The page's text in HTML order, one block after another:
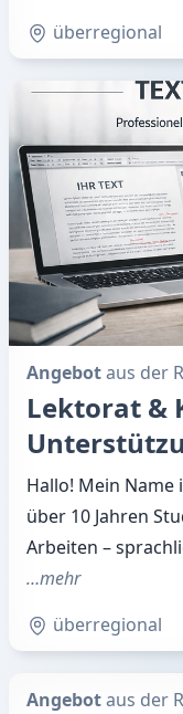
überregional
Angebotaus der
Lektorat &
Hallo! Mein
über 10 Jahren
Arbeiten –
…mehr
überregional
Angebotaus der